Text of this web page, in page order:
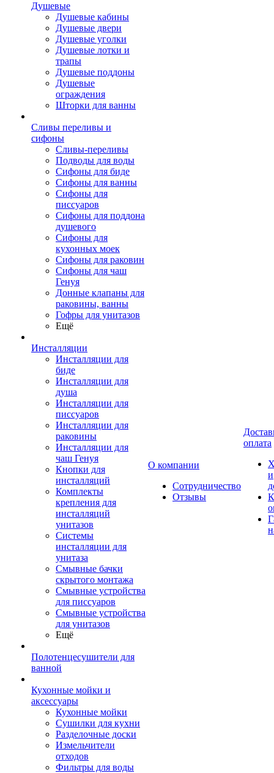
Душевые
Душевые кабины
Душевые двери
Душевые уголки
Душевые лотки и
трапы
Душевые поддоны
Душевые
ограждения
Шторки для ванны
Сливы переливы и
сифоны
Сливы-переливы
Подводы для воды
Сифоны для биде
Сифоны для ванны
Сифоны для
писсуаров
Сифоны для поддона
душевого
Сифоны для
кухонных моек
Сифоны для раковин
Сифоны для чаш
Генуя
Донные клапаны для
раковины, ванны
Гофры для унитазов
Ещё
Инсталляции
Инсталляции для
биде
Инсталляции для
душа
Инсталляции для
писсуаров
Инсталляции для
раковины
Инсталляции для
чаш Генуя
Кнопки для
инсталляций
Комплекты
крепления для
инсталляций
унитазов
Системы
инсталляции для
унитаза
Смывные бачки
скрытого монтажа
Смывные устройства
для писсуаров
Смывные устройства
для унитазов
Ещё
Полотенцесушители для
ванной
Кухонные мойки и
аксессуары
Кухонные мойки
Сушилки для кухни
Разделочные доски
Измельчители
отходов
Фильтры для воды
О компании
Сотрудничество
Отзывы
оплата
и